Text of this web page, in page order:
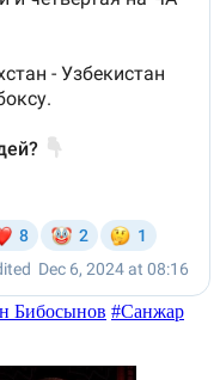
Бибосынов #Санжар